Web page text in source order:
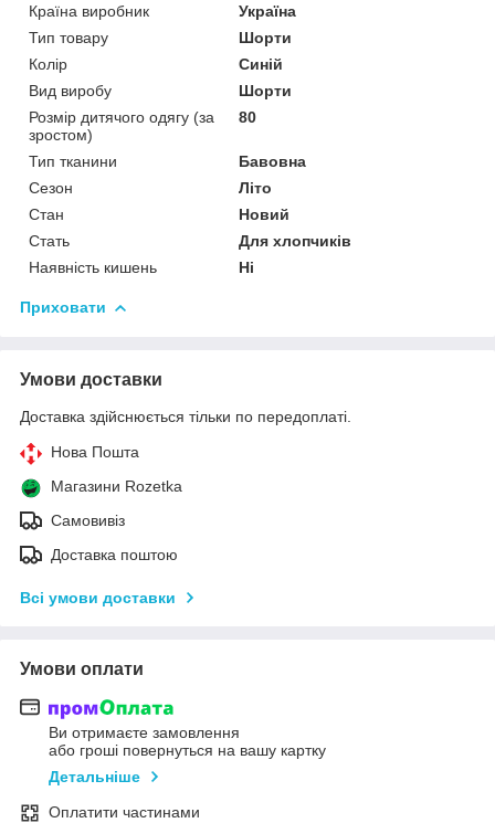
Країна виробник
Україна
Тип товару
Шорти
Колір
Синій
Вид виробу
Шорти
Розмір дитячого одягу (за
зростом)
80
Тип тканини
Бавовна
Сезон
Літо
Стан
Новий
Стать
Для хлопчиків
Наявність кишень
Ні
Приховати
Умови доставки
Доставка здійснюється тільки по передоплаті.
Нова Пошта
Магазини Rozetka
Самовивіз
Доставка поштою
Всі умови доставки
Умови оплати
Ви отримаєте замовлення
або гроші повернуться на вашу картку
Детальніше
Оплатити частинами